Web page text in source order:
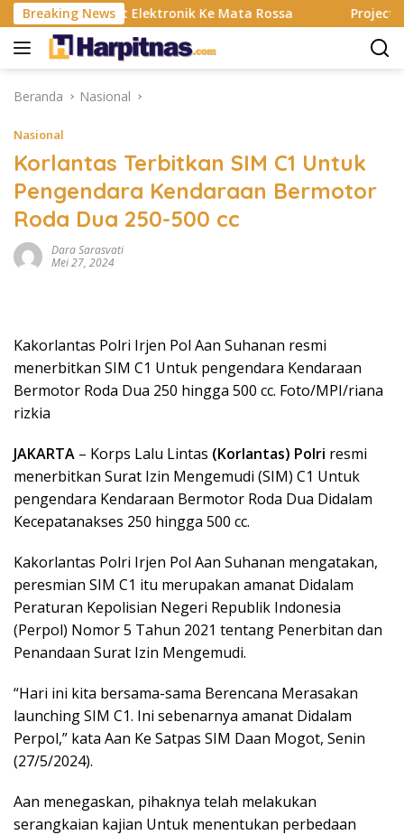
Langsung
ke
konten
Breaking News
Alat Elektronik Ke Mata Rossa Project Pop
Beranda Nasional
Nasional
Korlantas Terbitkan SIM C1 Untuk
Pengendara Kendaraan Bermotor
Roda Dua 250-500 cc
Dara Sarasvati
Mei 27, 2024
Kakorlantas Polri Irjen Pol Aan Suhanan resmi
menerbitkan SIM C1 Untuk pengendara Kendaraan
Bermotor Roda Dua 250 hingga 500 cc. Foto/MPI/riana
rizkia
JAKARTA – Korps Lalu Lintas (Korlantas) Polri resmi
menerbitkan Surat Izin Mengemudi (SIM) C1 Untuk
pengendara Kendaraan Bermotor Roda Dua Didalam
Kecepatanakses 250 hingga 500 cc.
Kakorlantas Polri Irjen Pol Aan Suhanan mengatakan,
peresmian SIM C1 itu merupakan amanat Didalam
Peraturan Kepolisian Negeri Republik Indonesia
(Perpol) Nomor 5 Tahun 2021 tentang Penerbitan dan
Penandaan Surat Izin Mengemudi.
“Hari ini kita bersama-sama Berencana Merasakan
launching SIM C1. Ini sebenarnya amanat Didalam
Perpol,” kata Aan Ke Satpas SIM Daan Mogot, Senin
(27/5/2024).
Aan menegaskan, pihaknya telah melakukan
serangkaian kajian Untuk menentukan perbedaan